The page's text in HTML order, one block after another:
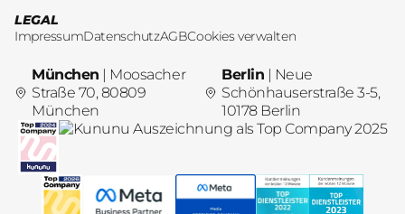
LEGAL
ImpressumDatenschutzAGBCookies verwalten
München | Moosacher
Straße 70, 80809
München
Berlin | Neue
Schönhauserstraße 3-5,
10178 Berlin